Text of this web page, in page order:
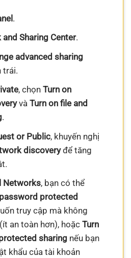
.
Sharing Center.
advanced sharing
trái.
, chọn Turn on
và Turn on file and
.
or Public, khuyến nghị
discoveryđể tăng
Networks, bạn có thể
protected
truy cập mà không
an toàn hơn), hoặc Turn
sharing nếu bạn
khẩu của tài khoản